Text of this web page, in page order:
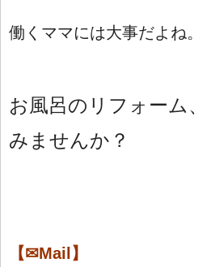
働くママには大事だよね。
お風呂のリフォーム
みませんか？
【✉Mail】